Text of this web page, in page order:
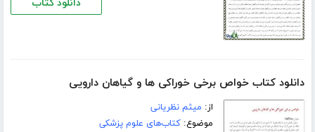
دانلود کتاب
دانلود کتاب خواص برخی خوراکی ها و گیاهان دارویی
از: میثم نظریانی
موضوع:کتاب‌های علوم پزشکی